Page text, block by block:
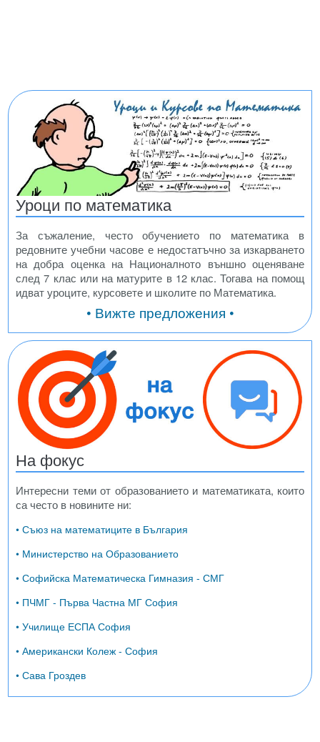
Уроци по математика
За съжаление, често обучението по математика в
редовните учебни часове е недостатъчно за изкарването
на добра оценка на Националното външно оценяване
след 7 клас или на матурите в 12 клас. Тогава на помощ
идват уроците, курсовете и школите по Математика.
• Вижте предложения •
На фокус
Интересни теми от образованието и математиката, които
са често в новините ни:
• Съюз на математиците в България
• Министерство на Образованието
• Софийска Математическа Гимназия - СМГ
• ПЧМГ - Първа Частна МГ София
• Училище ЕСПА София
• Американски Колеж - София
• Сава Гроздев